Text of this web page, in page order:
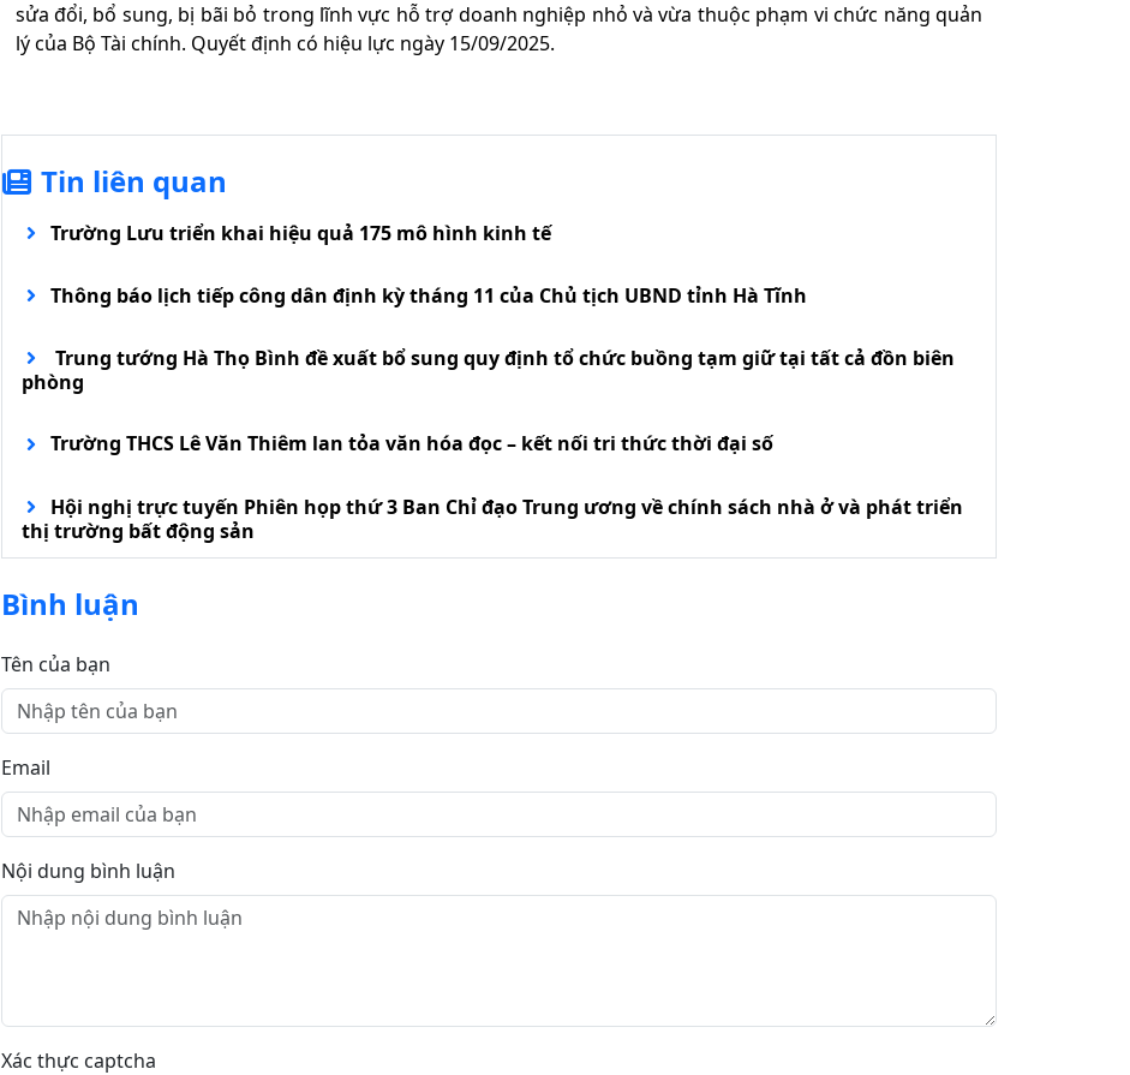
sửa đổi, bổ sung, bị bãi bỏ trong lĩnh vực hỗ trợ doanh nghiệp nhỏ và vừa thuộc phạm vi chức năng quản
lý của Bộ Tài chính. Quyết định có hiệu lực ngày 15/09/2025.
Tin liên quan
Trường Lưu triển khai hiệu quả 175 mô hình kinh tế
Thông báo lịch tiếp công dân định kỳ tháng 11 của Chủ tịch UBND tỉnh Hà Tĩnh
Trung tướng Hà Thọ Bình đề xuất bổ sung quy định tổ chức buồng tạm giữ tại tất cả đồn biên
phòng
Trường THCS Lê Văn Thiêm lan tỏa văn hóa đọc – kết nối tri thức thời đại số
Hội nghị trực tuyến Phiên họp thứ 3 Ban Chỉ đạo Trung ương về chính sách nhà ở và phát triển
thị trường bất động sản
Bình luận
Tên của bạn
Email
Nội dung bình luận
Xác thực captcha